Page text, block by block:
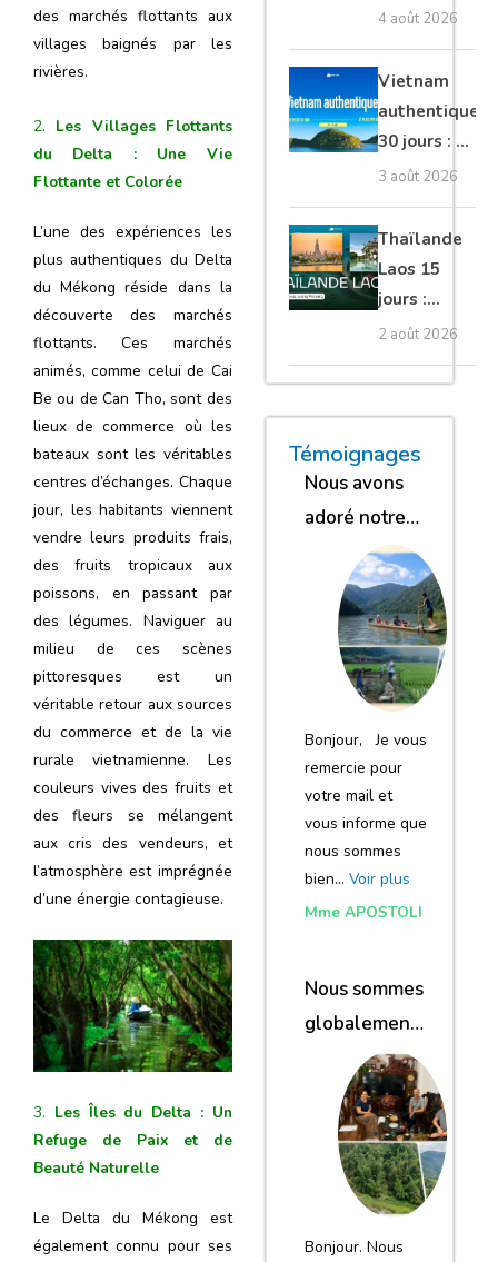
des marchés flottants aux
villages baignés par les
rivières.
2. Les Villages Flottants
du Delta : Une Vie
Flottante et Colorée
L’une des expériences les
plus authentiques du Delta
du Mékong réside dans la
découverte des marchés
flottants. Ces marchés
animés, comme celui de Cai
Be ou de Can Tho, sont des
lieux de commerce où les
bateaux sont les véritables
centres d’échanges. Chaque
jour, les habitants viennent
vendre leurs produits frais,
des fruits tropicaux aux
poissons, en passant par
des légumes. Naviguer au
milieu de ces scènes
pittoresques est un
véritable retour aux sources
du commerce et de la vie
rurale vietnamienne. Les
couleurs vives des fruits et
des fleurs se mélangent
aux cris des vendeurs, et
l’atmosphère est imprégnée
d’une énergie contagieuse.
3. Les Îles du Delta : Un
Refuge de Paix et de
Beauté Naturelle
Le Delta du Mékong est
également connu pour ses
35 jours :
grands
trésors
d’Asie
4 août 2026
Vietnam
authentique
30 jours : Du
nord secret
au sud et
plage Phu
Quoc
3 août 2026
Thaïlande
Laos 15
jours :
temples,
Mékong,
Luang
Prabang
2 août 2026
Témoignages
Nous avons
adoré notre
Bonjour, Je vous
remercie pour
votre mail et
vous informe que
nous sommes
bien… Voir plus
« Nous
Mme APOSTOLI
Nous sommes
globalement
satisfaits du
voyage
Bonjour. Nous
« Nous sommes